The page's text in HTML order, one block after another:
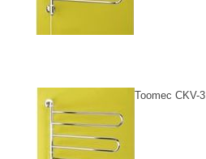
Toomec CKV-